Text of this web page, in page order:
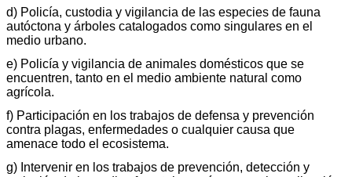
d) Policía, custodia y vigilancia de las especies de fauna
autóctona y árboles catalogados como singulares en el
medio urbano.
e) Policía y vigilancia de animales domésticos que se
encuentren, tanto en el medio ambiente natural como
agrícola.
f) Participación en los trabajos de defensa y prevención
contra plagas, enfermedades o cualquier causa que
amenace todo el ecosistema.
g) Intervenir en los trabajos de prevención, detección y